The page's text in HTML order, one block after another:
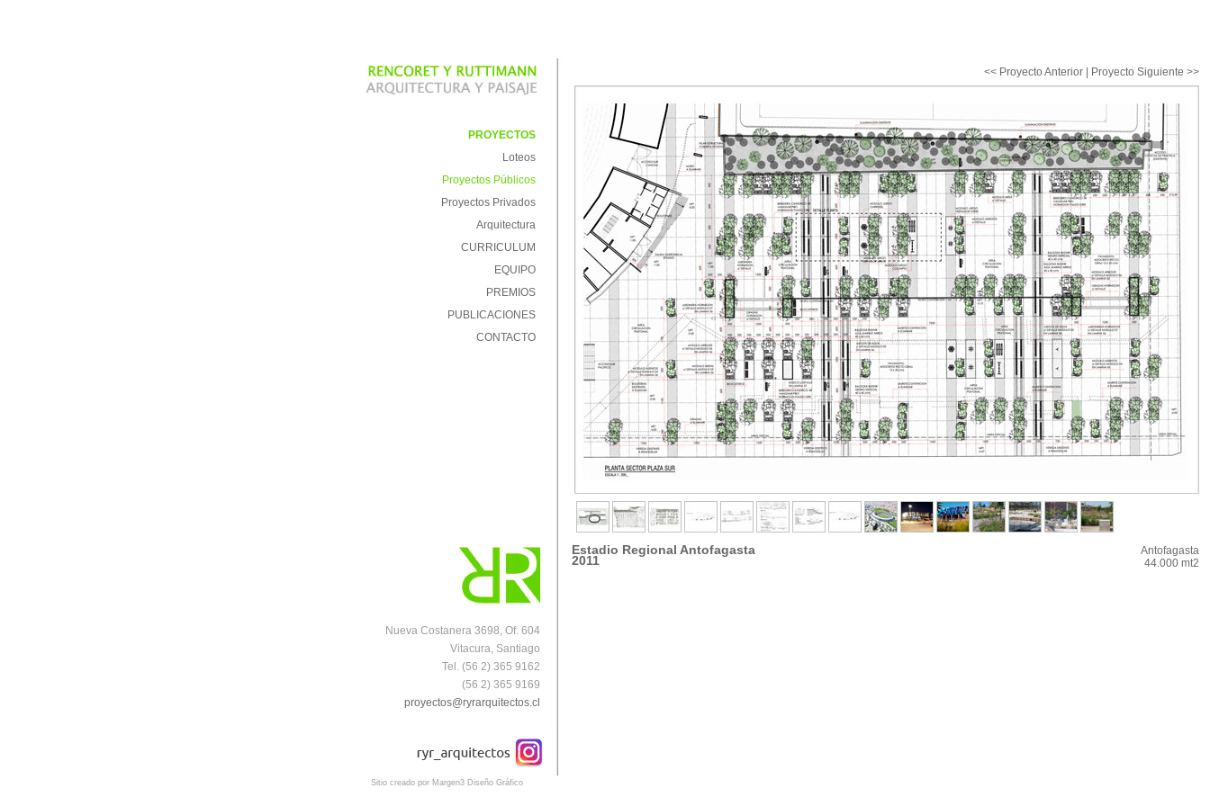
PROYECTOS
Loteos
Proyectos Públicos
Proyectos Privados
Arquitectura
CURRICULUM
EQUIPO
PREMIOS
PUBLICACIONES
CONTACTO
Nueva Costanera 3698, Of. 604
Vitacura, Santiago
Tel. (56 2) 365 9162
(56 2) 365 9169
proyectos@ryrarquitectos.cl
<< Proyecto Anterior Proyecto Siguiente >>
Estadio Regional Antofagasta
2011
Antofagasta
44.000 mt2
Sitio creado por Margen3 Diseño Gráfico